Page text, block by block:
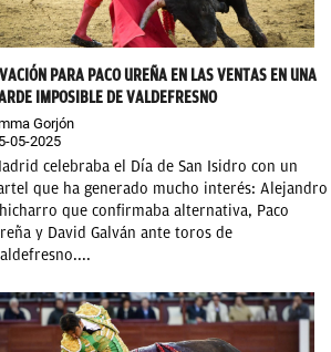
PARA PACO UREÑA EN LAS VENTAS EN UNA
IMPOSIBLE DE VALDEFRESNO
Gorjón
05-2025
celebraba el Día de San Isidro con un
que ha generado mucho interés: Alejandro
que confirmaba alternativa, Paco
y David Galván ante toros de